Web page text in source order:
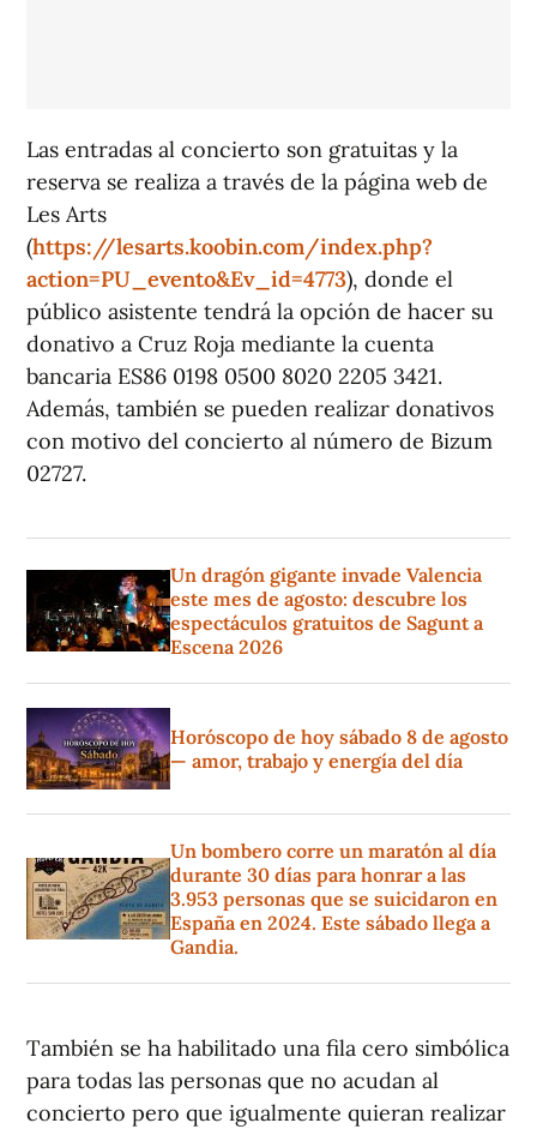
Las entradas al concierto son gratuitas y la
reserva se realiza a través de la página web de
Les Arts
(https://lesarts.koobin.com/index.php?
action=PU_evento&Ev_id=4773), donde el
público asistente tendrá la opción de hacer su
donativo a Cruz Roja mediante la cuenta
bancaria ES86 0198 0500 8020 2205 3421.
Además, también se pueden realizar donativos
con motivo del concierto al número de Bizum
02727.
Un dragón gigante invade Valencia
este mes de agosto: descubre los
espectáculos gratuitos de Sagunt a
Escena 2026
Horóscopo de hoy sábado 8 de agosto
— amor, trabajo y energía del día
Un bombero corre un maratón al día
durante 30 días para honrar a las
3.953 personas que se suicidaron en
España en 2024. Este sábado llega a
Gandia.
También se ha habilitado una fila cero simbólica
para todas las personas que no acudan al
concierto pero que igualmente quieran realizar